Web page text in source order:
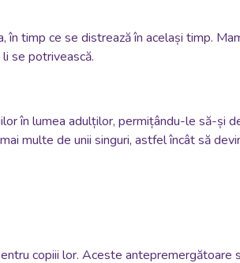
timp ce se distrează în același timp.
se potrivească.
în lumea adulților, permițându-le să-și
multe de unii singuri, astfel încât să
copiii lor. Aceste antepremergătoare